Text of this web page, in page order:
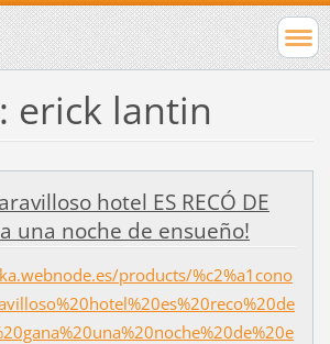
erick lantin
hotel ES RECÓ DE
una noche de ensueño!
products/%c2%a1cono